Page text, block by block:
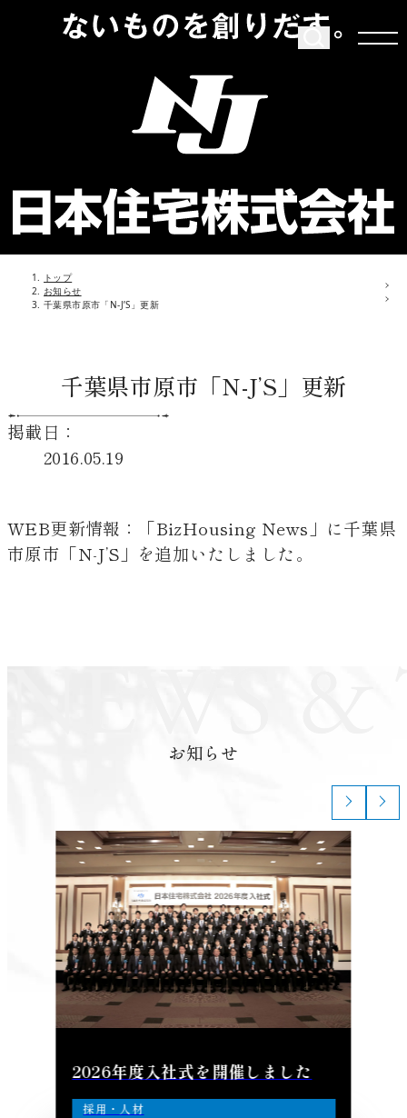
トップ
お知らせ
千葉県市原市「N-J’S」更新
千葉県市原市「N-J’S」更新
掲載日：
2016.05.19
WEB更新情報：「BizHousing News」に千葉県
市原市「N-J’S」を追加いたしました。
お知らせ
2026年度入社式を開催しました
採用・人材